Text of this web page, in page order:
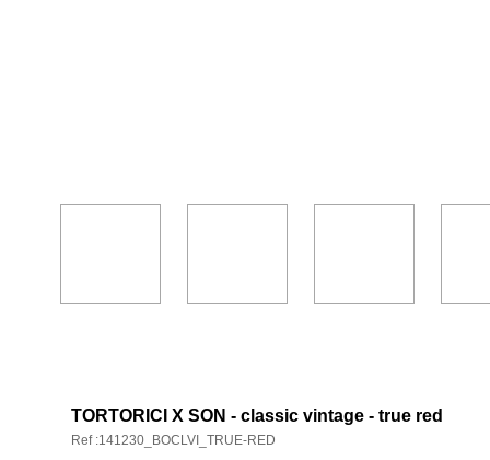
TORTORICI X SON - classic vintage - true red
Ref :141230_BOCLVI_TRUE-RED